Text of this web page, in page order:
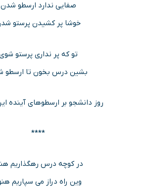
صفایی ندارد ارسطو شدن
خوشا پر کشیدن پرستو
تو که پر نداری پرستو
بشین درس بخون تا ارسطو
روز دانشجو بر ارسطوهای آینده
****
در کوچه درس رهگذاریم
وین راه دراز می سپاریم